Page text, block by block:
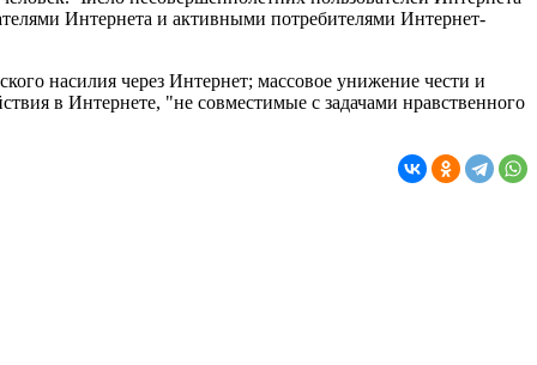
Интернета и активными потребителями Интернет-
насилия через Интернет; массовое унижение чести и
в Интернете, "не совместимые с задачами нравственного